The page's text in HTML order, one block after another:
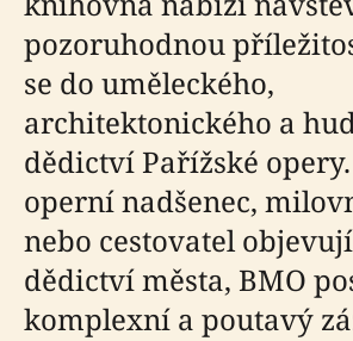
pozoruhodnou
se do uměleckého,
architektonického a
dědictví Pařížské
operní nadšenec,
nebo cestovatel
dědictví města, BMO
komplexní a poutavý